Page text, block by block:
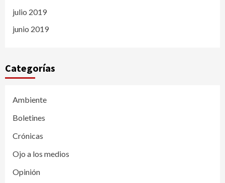
julio 2019
junio 2019
Categorías
Ambiente
Boletines
Crónicas
Ojo a los medios
Opinión